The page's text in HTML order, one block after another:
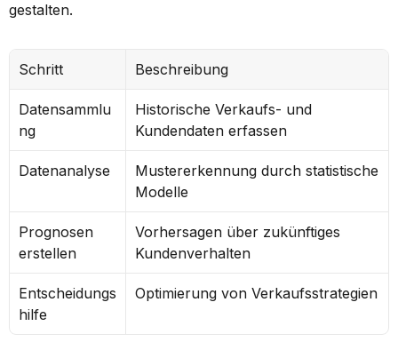
gestalten.
Schritt Beschreibung
Datensammlu
ng
Historische Verkaufs- und
Kundendaten erfassen
Datenanalyse
Mustererkennung durch statistische
Modelle
Prognosen
erstellen
Vorhersagen über zukünftiges
Kundenverhalten
Entscheidungs
hilfe
Optimierung von Verkaufsstrategien